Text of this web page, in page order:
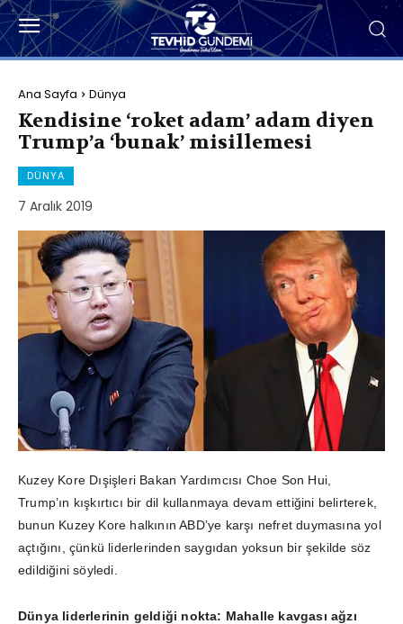
Ana Sayfa Dünya
Kendisine ‘roket adam’ adam diyen
Trump’a ‘bunak’ misillemesi
DÜNYA
7 Aralık 2019
Kuzey Kore Dışişleri Bakan Yardımcısı Choe Son Hui,
Trump’ın kışkırtıcı bir dil kullanmaya devam ettiğini belirterek,
bunun Kuzey Kore halkının ABD’ye karşı nefret duymasına yol
açtığını, çünkü liderlerinden saygıdan yoksun bir şekilde söz
edildiğini söyledi.
Dünya liderlerinin geldiği nokta: Mahalle kavgası ağzı